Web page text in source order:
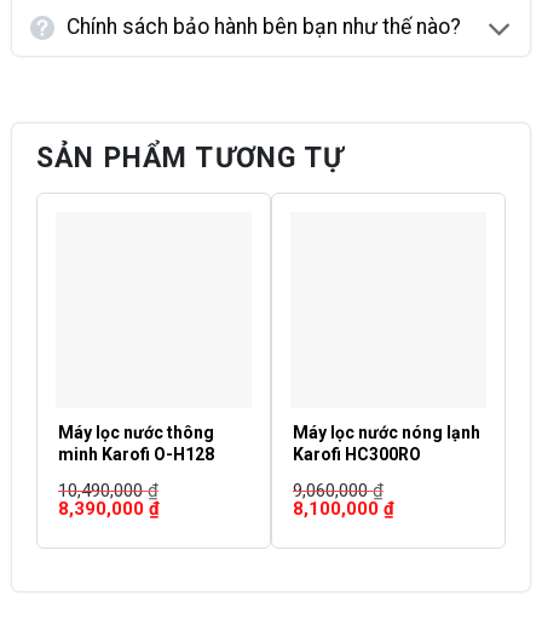
Chính sách bảo hành bên bạn như thế nào?
SẢN PHẨM TƯƠNG TỰ
Máy lọc nước thông
minh Karofi O-H128
10,490,000₫
Giá
gốc
là:
8,390,000 ₫Giá
tại
Máy lọc nước nóng lạnh
Karofi HC300RO
9,060,000₫
Giá
gốc
là:
8,100,000 ₫Giá
tại